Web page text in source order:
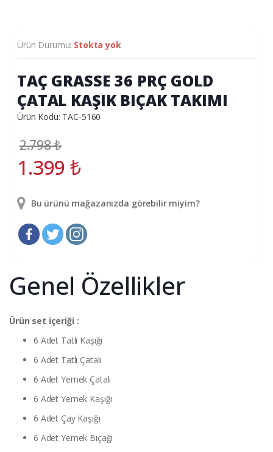
Ürün Durumu: Stokta yok
TAÇ GRASSE 36 PRÇ GOLD
ÇATAL KAŞIK BIÇAK TAKIMI
Ürün Kodu: TAC-5160
2.798₺
1.399₺
Bu ürünü mağazanızda görebilir miyim?
Genel Özellikler
Ürün set içeriği :
6 Adet Tatlı Kaşığı
6 Adet Tatlı Çatalı
6 Adet Yemek Çatalı
6 Adet Yemek Kaşığı
6 Adet Çay Kaşığı
6 Adet Yemek Bıçağı